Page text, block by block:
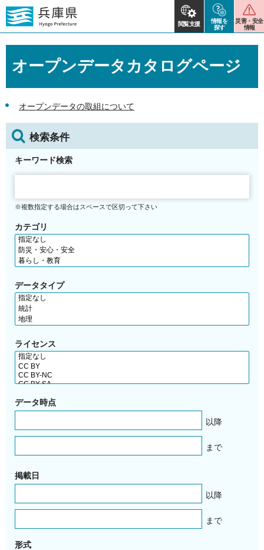
閲覧支援
情報を
探す
災害・安全
情報
オープンデータカタログページ
オープンデータの取組について
検索条件
キーワード検索
※複数指定する場合はスペースで区切って下さい
カテゴリ
データタイプ
ライセンス
データ時点
以降
まで
掲載日
以降
まで
形式